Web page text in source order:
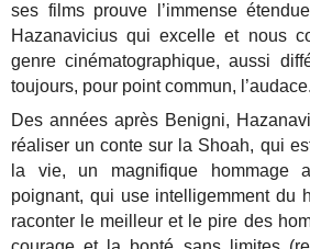
ses films prouve l’immense
Hazanavicius qui excelle et nous
genre cinématographique, aussi
toujours, pour point commun, l’audace.
Des années après Benigni,
réaliser un conte sur la Shoah, qui
la vie, un magnifique hommage
poignant, qui use intelligemment du
raconter le meilleur et le pire des